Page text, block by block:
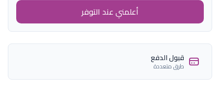
أعلمني عند التوفر
قبول الدفع
طرق متعددة